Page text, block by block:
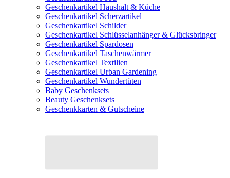
Geschenkartikel Haushalt & Küche
Geschenkartikel Scherzartikel
Geschenkartikel Schilder
Geschenkartikel Schlüsselanhänger & Glücksbringer
Geschenkartikel Spardosen
Geschenkartikel Taschenwärmer
Geschenkartikel Textilien
Geschenkartikel Urban Gardening
Geschenkartikel Wundertüten
Baby Geschenksets
Beauty Geschenksets
Geschenkkarten & Gutscheine